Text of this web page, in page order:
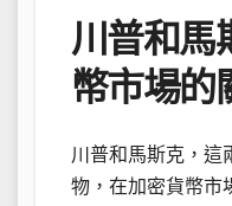
川普和馬
幣市場的
川普和馬斯克，這
物，在加密貨幣市